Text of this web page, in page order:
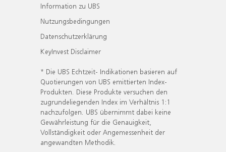
Information zu UBS
Nutzungsbedingungen
Datenschutzerklärung
KeyInvest Disclaimer
* Die UBS Echtzeit- Indikationen basieren auf
Quotierungen von UBS emittierten Index-
Produkten. Diese Produkte versuchen den
zugrundeliegenden Index im Verhältnis 1:1
nachzufolgen. UBS übernimmt dabei keine
Gewährleistung für die Genauigkeit,
Vollständigkeit oder Angemessenheit der
angewandten Methodik.